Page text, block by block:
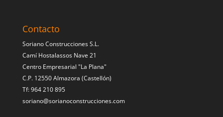
Contacto
Soriano Construcciones S.L.
Camí Hostalassos Nave 21
Centro Empresarial "La Plana"
C.P. 12550 Almazora (Castellón)
Tf: 964 210 895
soriano@sorianoconstrucciones.com